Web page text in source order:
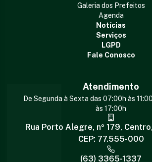
Galeria dos Prefeitos
Agenda
Notícias
Serviços
LGPD
Fale Conosco
Atendimento
De Segunda à Sexta das 07:00h às
às 17:00h
Rua Porto Alegre, nº 179,
CEP: 77.555-000
(63) 3365-1337